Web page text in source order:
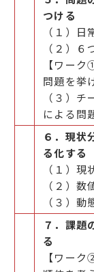
つける
（１）
（２）
【ワー
問題を挙
（３）
による問
６．現状
る化する
（１）
（２）
（３）
７．課題
る
【ワー